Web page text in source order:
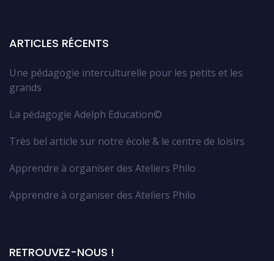
ARTICLES RÉCENTS
Une pédagogie interculturelle pour les petits et les
grands
La pédagogie Adelph Education©
Très bel article sur notre école & le centre de loisirs
Apprendre à organiser des Ateliers Philo
Apprendre à organiser des Ateliers Philo
RETROUVEZ-NOUS !